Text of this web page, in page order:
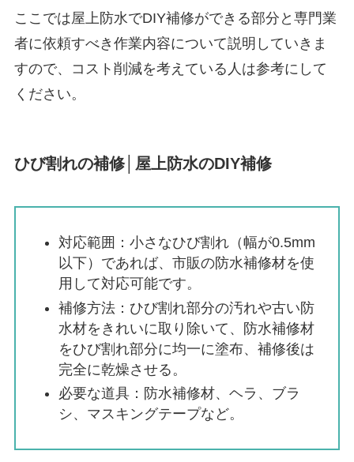
ここでは屋上防水でDIY補修ができる部分と専門業
者に依頼すべき作業内容について説明していきま
すので、コスト削減を考えている人は参考にして
ください。
ひび割れの補修│屋上防水のDIY補修
対応範囲：小さなひび割れ（幅が0.5mm
以下）であれば、市販の防水補修材を使
用して対応可能です。
補修方法：ひび割れ部分の汚れや古い防
水材をきれいに取り除いて、防水補修材
をひび割れ部分に均一に塗布、補修後は
完全に乾燥させる。
必要な道具：防水補修材、ヘラ、ブラ
シ、マスキングテープなど。